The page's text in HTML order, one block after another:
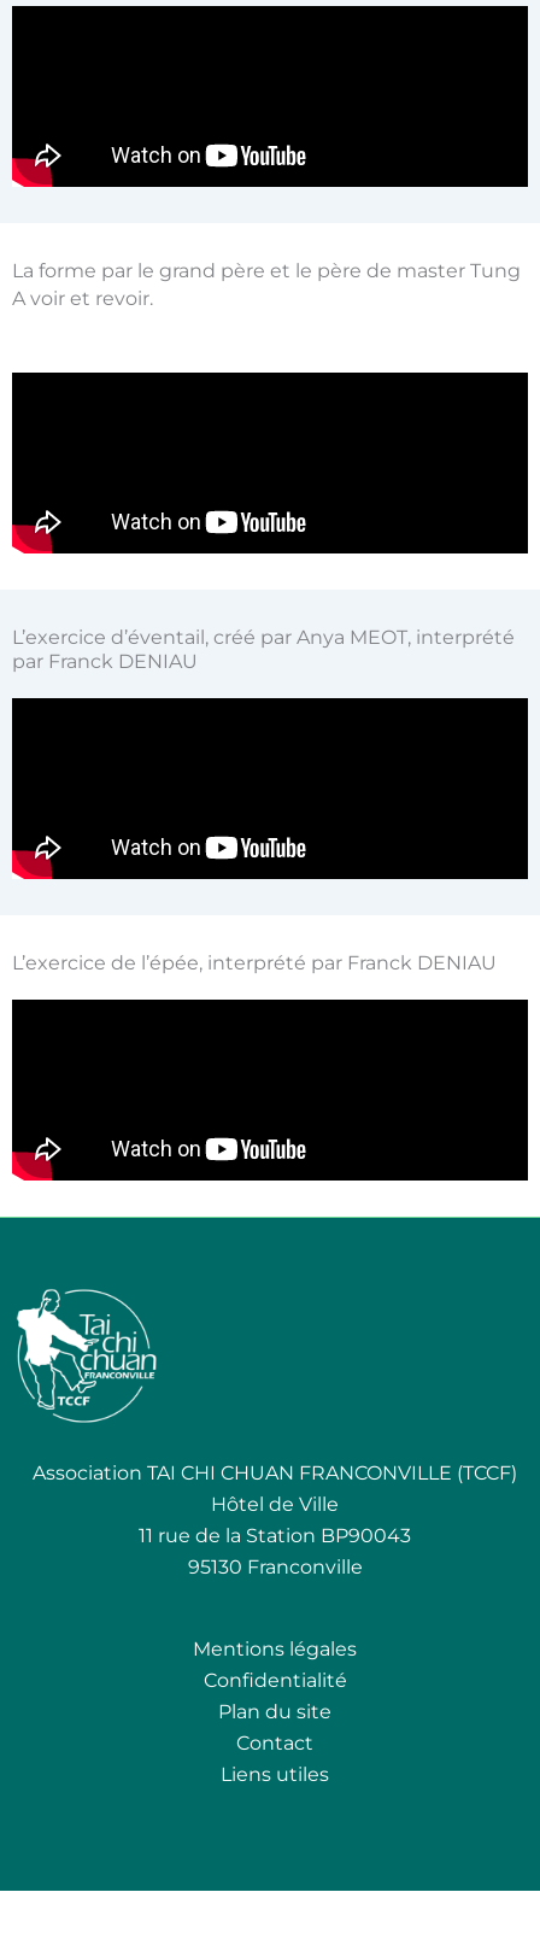
La forme par le grand père et le père de master Tung
A voir et revoir.
L’exercice d’éventail, créé par Anya MEOT, interprété
par Franck DENIAU
L’exercice de l’épée, interprété par Franck DENIAU
Association TAI CHI CHUAN FRANCONVILLE (TCCF)
Hôtel de Ville
11 rue de la Station BP90043
95130 Franconville
Mentions légales
Confidentialité
Plan du site
Contact
Liens utiles